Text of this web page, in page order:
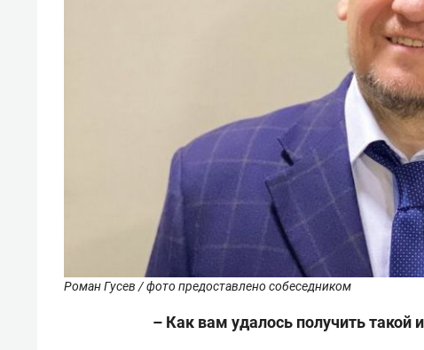
Роман Гусев / фото предоставлено собеседником
– Как вам удалось получить